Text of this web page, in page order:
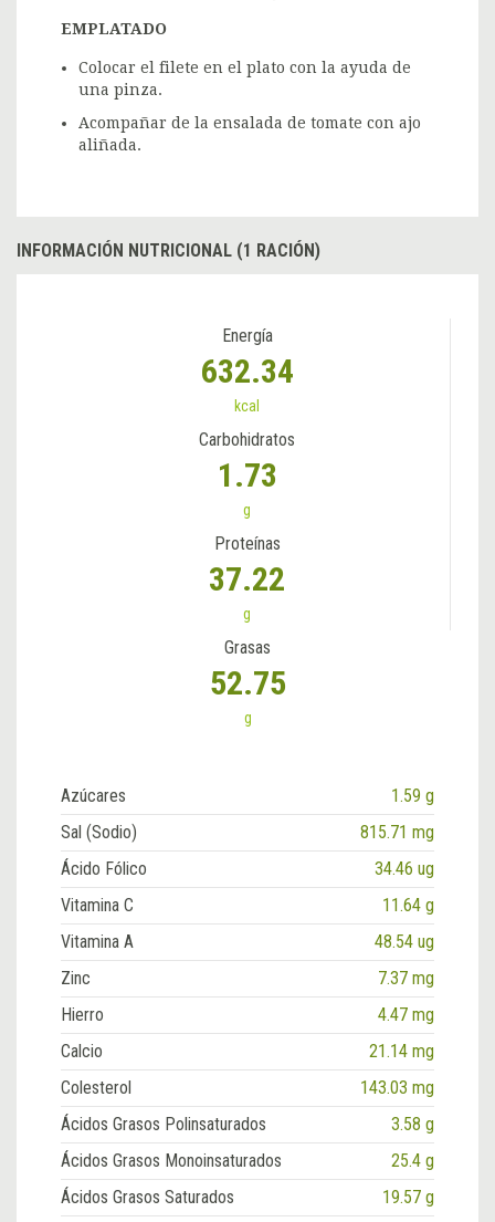
EMPLATADO
Colocar el filete en el plato con la ayuda de
una pinza.
Acompañar de la ensalada de tomate con ajo
aliñada.
INFORMACIÓN NUTRICIONAL (1 RACIÓN)
Energía
632.34
kcal
Carbohidratos
1.73
g
Proteínas
37.22
g
Grasas
52.75
g
Azúcares
1.59 g
Sal (Sodio)
815.71 mg
Ácido Fólico
34.46 ug
Vitamina C
11.64 g
Vitamina A
48.54 ug
Zinc
7.37 mg
Hierro
4.47 mg
Calcio
21.14 mg
Colesterol
143.03 mg
Ácidos Grasos Polinsaturados
3.58 g
Ácidos Grasos Monoinsaturados
25.4 g
Ácidos Grasos Saturados
19.57 g